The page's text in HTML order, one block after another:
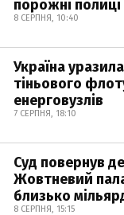
порожні полиці
8 СЕРПНЯ, 10:40
Україна
тіньового
енерговузлів
7 СЕРПНЯ, 18:10
Суд повернув
Жовтневий
близько
8 СЕРПНЯ, 15:15